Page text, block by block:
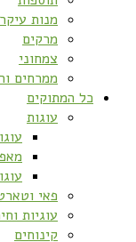
מנות
מרקים
צמחוני
ממרחים
כל המתוקים
עוגות
פאי
עוגיות
קינוחים